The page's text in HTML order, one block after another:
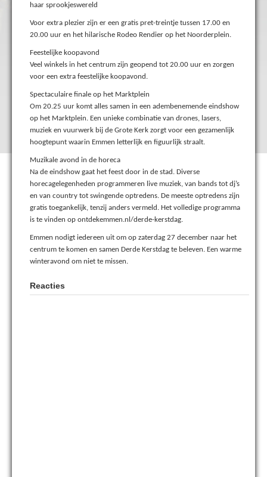
haar sprookjeswereld
Voor extra plezier zijn er een gratis pret-treintje tussen 17.00 en
20.00 uur en het hilarische Rodeo Rendier op het Noorderplein.
Feestelijke koopavond
Veel winkels in het centrum zijn geopend tot 20.00 uur en zorgen
voor een extra feestelijke koopavond.
Spectaculaire finale op het Marktplein
Om 20.25 uur komt alles samen in een adembenemende eindshow
op het Marktplein. Een unieke combinatie van drones, lasers,
muziek en vuurwerk bij de Grote Kerk zorgt voor een gezamenlijk
hoogtepunt waarin Emmen letterlijk en figuurlijk straalt.
Muzikale avond in de horeca
Na de eindshow gaat het feest door in de stad. Diverse
horecagelegenheden programmeren live muziek, van bands tot dj’s
en van country tot swingende optredens. De meeste optredens zijn
gratis toegankelijk, tenzij anders vermeld. Het volledige programma
is te vinden op ontdekemmen.nl/derde-kerstdag.
Emmen nodigt iedereen uit om op zaterdag 27 december naar het
centrum te komen en samen Derde Kerstdag te beleven. Een warme
winteravond om niet te missen.
Reacties